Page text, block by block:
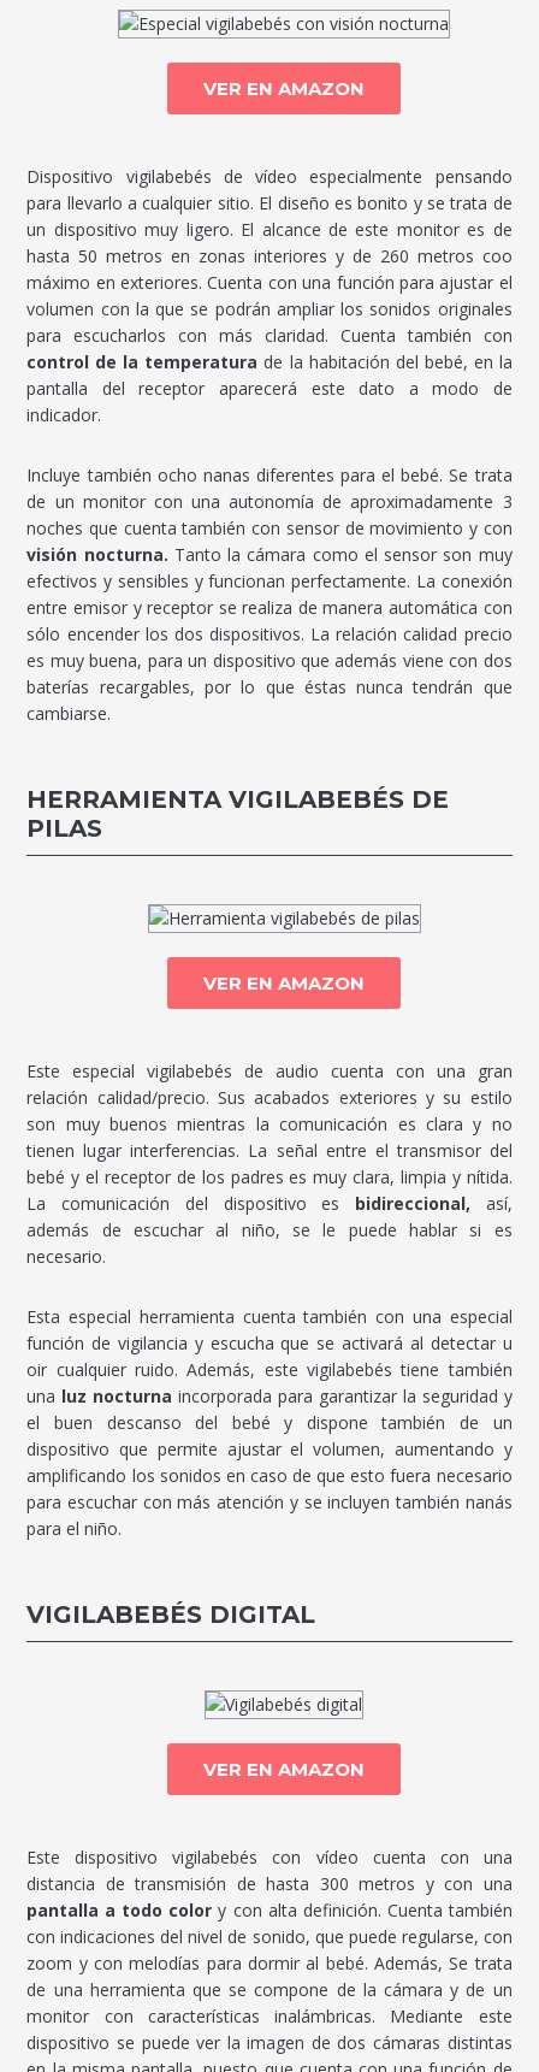
VER EN AMAZON
Dispositivo vigilabebés de vídeo especialmente pensando
para llevarlo a cualquier sitio. El diseño es bonito y se trata de
un dispositivo muy ligero. El alcance de este monitor es de
hasta 50 metros en zonas interiores y de 260 metros coo
máximo en exteriores. Cuenta con una función para ajustar el
volumen con la que se podrán ampliar los sonidos originales
para escucharlos con más claridad. Cuenta también con
control de la temperatura de la habitación del bebé, en la
pantalla del receptor aparecerá este dato a modo de
indicador.
Incluye también ocho nanas diferentes para el bebé. Se trata
de un monitor con una autonomía de aproximadamente 3
noches que cuenta también con sensor de movimiento y con
visión nocturna. Tanto la cámara como el sensor son muy
efectivos y sensibles y funcionan perfectamente. La conexión
entre emisor y receptor se realiza de manera automática con
sólo encender los dos dispositivos. La relación calidad precio
es muy buena, para un dispositivo que además viene con dos
baterías recargables, por lo que éstas nunca tendrán que
cambiarse.
HERRAMIENTA VIGILABEBÉS DE
PILAS
VER EN AMAZON
Este especial vigilabebés de audio cuenta con una gran
relación calidad/precio. Sus acabados exteriores y su estilo
son muy buenos mientras la comunicación es clara y no
tienen lugar interferencias. La señal entre el transmisor del
bebé y el receptor de los padres es muy clara, limpia y nítida.
La comunicación del dispositivo es bidireccional, así,
además de escuchar al niño, se le puede hablar si es
necesario.
Esta especial herramienta cuenta también con una especial
función de vigilancia y escucha que se activará al detectar u
oir cualquier ruido. Además, este vigilabebés tiene también
una luz nocturna incorporada para garantizar la seguridad y
el buen descanso del bebé y dispone también de un
dispositivo que permite ajustar el volumen, aumentando y
amplificando los sonidos en caso de que esto fuera necesario
para escuchar con más atención y se incluyen también nanás
para el niño.
VIGILABEBÉS DIGITAL
VER EN AMAZON
Este dispositivo vigilabebés con vídeo cuenta con una
distancia de transmisión de hasta 300 metros y con una
pantalla a todo color y con alta definición. Cuenta también
con indicaciones del nivel de sonido, que puede regularse, con
zoom y con melodías para dormir al bebé. Además, Se trata
de una herramienta que se compone de la cámara y de un
monitor con características inalámbricas. Mediante este
dispositivo se puede ver la imagen de dos cámaras distintas